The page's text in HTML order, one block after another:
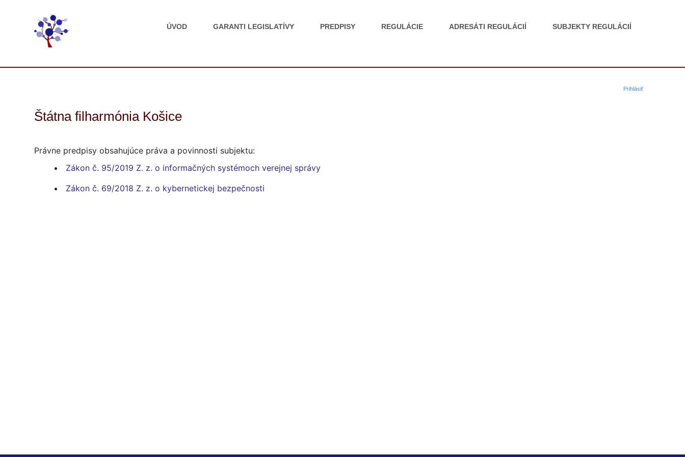
ÚVOD GARANTI LEGISLATÍVY PREDPISY REGULÁCIE ADRESÁTI REGULÁCIÍ SUBJEKTY REGULÁCIÍ
Prihlásiť
Štátna filharmónia Košice
Právne predpisy obsahujúce práva a povinnosti subjektu:
Zákon č. 95/2019 Z. z. o informačných systémoch verejnej správy
Zákon č. 69/2018 Z. z. o kybernetickej bezpečnosti